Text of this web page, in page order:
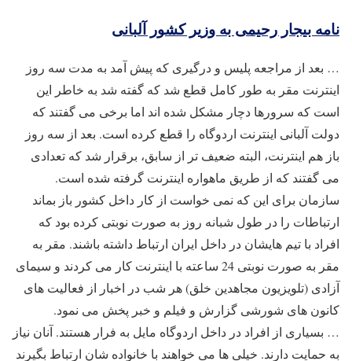
نامه بیجار رحیمی به وزیر کشور آلبانی
… بعد از مراجعه پلیس و درگیری که پیش آمد به مدت سه روز
اینترنت مقر به طور کامل قطع شد که گفته شد به خاطر این
است که سرورها دچار مشکل شده اند اما برخی می گفتند که
دولت آلبانی اینترنت اردوگاه را قطع کرده است. بعد از سه روز
باز هم اینترنت، البته ضعیف تر از سابق، برقرار شد که تعدادی
می گفتند که از طریق ماهواره اینترنت گرفته شده است.
سازمان برای این که نمی خواست از کار داخل کشور باز بماند
ارتباطات را در طول شبانه روز به صورت نوبتی کرده بود که
افراد با تیم هایشان در داخل ایران ارتباط داشته باشند. مقر به
مقر به صورت نوبتی 24 ساعته با اینترنت کار می کردند و سیمای
آزادی (تلویزیون مجاهدین خلق) هر شب در اخبار از فعالیت های
کانون های شورشی گزارش و فیلم و خبر پخش می نمود.
… بسیاری از افراد در داخل اردوگاه مایل به فرار هستند. آنان نیاز
به حمایت دارند. خیلی ها می خواهند با خانواده شان ارتباط بگیرند